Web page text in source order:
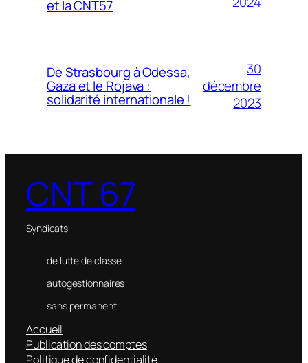
et la CNT57
De Strasbourg à Odessa,
Gaza et le Rojava :
solidarité internationale !
30
décembre
2023
CNT 67
Syndicats
de lutte de classe
autogestionnaires
sans permanent
Accueil
Publication des comptes
Politique de confidentialité